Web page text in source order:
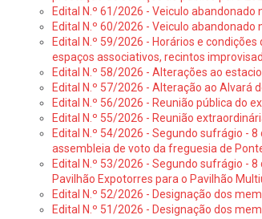
Edital N.º 61/2026 - Veiculo abandonado
Edital N.º 60/2026 - Veiculo abandonado
Edital N.º 59/2026 - Horários e
espaços associativos, recintos
Edital N.º 58/2026 - Alterações ao
Edital N.º 57/2026 - Alteração ao Alvará
Edital N.º 56/2026 - Reunião pública do
Edital N.º 55/2026 - Reunião
Edital N.º 54/2026 - Segundo sufrágio -
assembleia de voto da freguesia de
Edital N.º 53/2026 - Segundo sufrágio -
Pavilhão Expotorres para o Pavilhão
Edital N.º 52/2026 - Designação dos
Edital N.º 51/2026 - Designação dos